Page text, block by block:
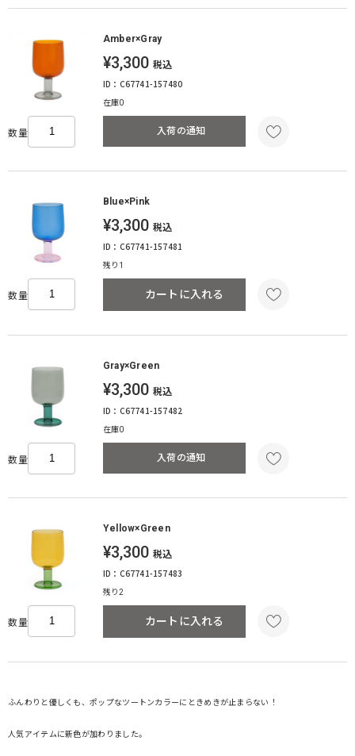
Amber×Gray
¥3,300 税込
ID：C67741-157480
在庫0
数量 入荷の通知
Blue×Pink
¥3,300 税込
ID：C67741-157481
残り1
数量 カートに入れる
Gray×Green
¥3,300 税込
ID：C67741-157482
在庫0
数量 入荷の通知
Yellow×Green
¥3,300 税込
ID：C67741-157483
残り2
数量 カートに入れる
ふんわりと優しくも、ポップなツートンカラーにときめきが止まらない！
人気アイテムに新色が加わりました。